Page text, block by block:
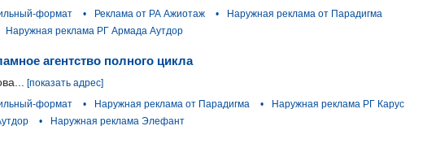
формат • Реклама от РА Ажиотаж •
Наружная реклама от Парадигма
Наружная реклама РГ Армада Аутдор
агентство полного цикла
[показать адрес]
формат • Наружная реклама от Парадигма •
Наружная реклама РГ Карус
• Наружная реклама Элефант